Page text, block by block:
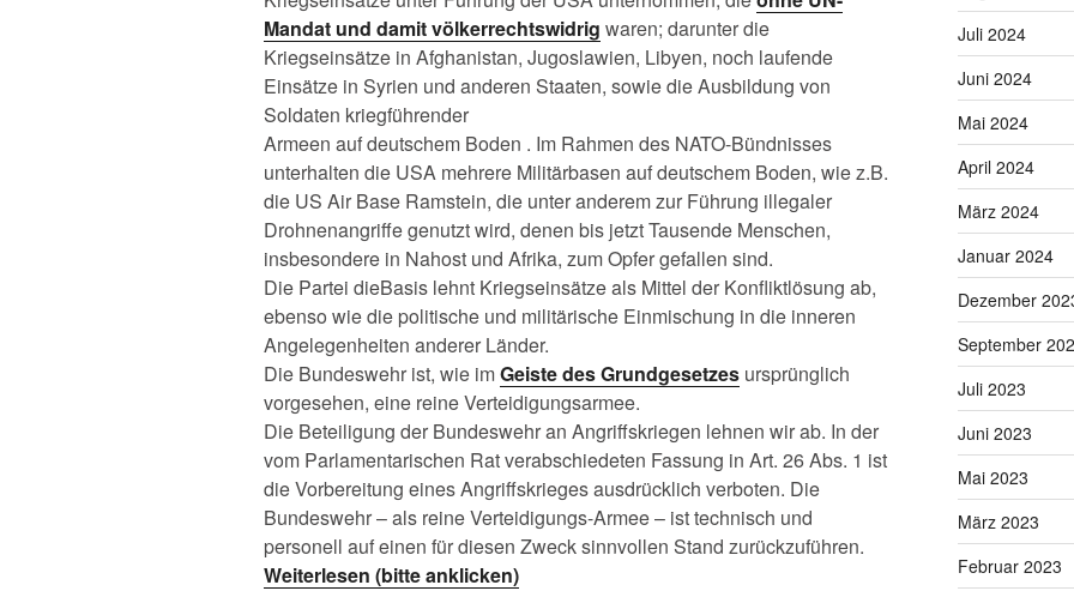
Mandat und damit völkerrechtswidrig waren; darunter die
Kriegseinsätze in Afghanistan, Jugoslawien, Libyen, noch laufende
Einsätze in Syrien und anderen Staaten, sowie die Ausbildung von
Soldaten kriegführender
Armeen auf deutschem Boden . Im Rahmen des NATO-Bündnisses
unterhalten die USA mehrere Militärbasen auf deutschem Boden, wie z.B.
die US Air Base Ramstein, die unter anderem zur Führung illegaler
Drohnenangriffe genutzt wird, denen bis jetzt Tausende Menschen,
insbesondere in Nahost und Afrika, zum Opfer gefallen sind.
Die Partei dieBasis lehnt Kriegseinsätze als Mittel der Konfliktlösung ab,
ebenso wie die politische und militärische Einmischung in die inneren
Angelegenheiten anderer Länder.
Die Bundeswehr ist, wie imGeiste des Grundgesetzes ursprünglich
vorgesehen, eine reine Verteidigungsarmee.
Die Beteiligung der Bundeswehr an Angriffskriegen lehnen wir ab. In der
vom Parlamentarischen Rat verabschiedeten Fassung in Art. 26 Abs. 1 ist
die Vorbereitung eines Angriffskrieges ausdrücklich verboten. Die
Bundeswehr – als reine Verteidigungs-Armee – ist technisch und
personell auf einen für diesen Zweck sinnvollen Stand zurückzuführen.
Weiterlesen (bitte anklicken)
Juli 2024
Juni 2024
Mai 2024
April 2024
März 2024
Januar 2024
Dezember
September
Juli 2023
Juni 2023
Mai 2023
März 2023
Februar 2023